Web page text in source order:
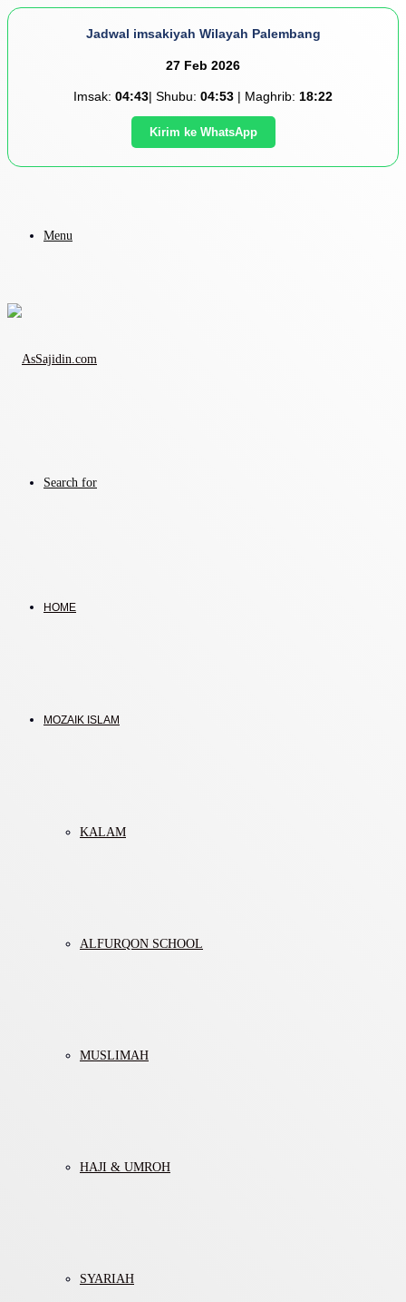
Jadwal imsakiyah Wilayah Palembang
27 Feb 2026
Imsak: 04:43| Shubu: 04:53 | Maghrib: 18:22
Kirim ke WhatsApp
Menu
Search for
HOME
MOZAIK ISLAM
KALAM
ALFURQON SCHOOL
MUSLIMAH
HAJI & UMROH
SYARIAH